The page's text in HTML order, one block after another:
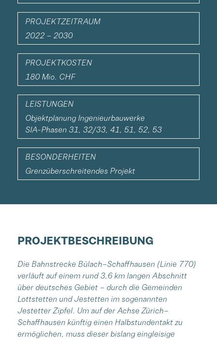
PROJEKTZEITRAUM
2022 – 2030
PROJEKTKOSTEN
180 Mio. CHF
LEISTUNGEN
Objektplanung Ingenieurbauwerke
SIA-Phasen 31, 32/33, 41, 51, 52, 53
BESONDERHEITEN
Grenzüberschreitendes Projekt
PROJEKTBESCHREIBUNG
Die Bahnstrecke Bülach–Schaffhausen (Linie 770)
verläuft auf einem rund 3,6 km langen Abschnitt
über deutsches Gebiet – durch die Gemeinden
Lottstetten und Jestetten im sogenannten
Jestetter Zipfel. Um auf der Achse Zürich–
Schaffhausen künftig einen Halbstundentakt zu
ermöglichen, muss dieser bislang eingleisige